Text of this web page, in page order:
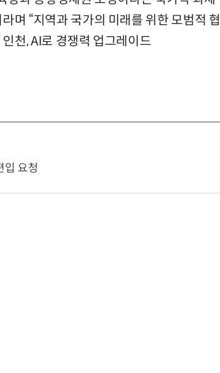
며 “지역과 국가의 미래를 위한 모범적 협
천, AI로 경쟁력 업그레이드
입 요청